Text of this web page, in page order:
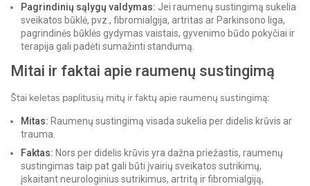
Pagrindinių sąlygų valdymas: Jei raumenų sustingimą sukelia
sveikatos būklė, pvz., fibromialgija, artritas ar Parkinsono liga,
pagrindinės būklės gydymas vaistais, gyvenimo būdo pokyčiai ir
terapija gali padėti sumažinti standumą.
Mitai ir faktai apie raumenų sustingimą
Štai keletas paplitusių mitų ir faktų apie raumenų sustingimą:
Mitas: Raumenų sustingimą visada sukelia per didelis krūvis ar
trauma.
Faktas: Nors per didelis krūvis yra dažna priežastis, raumenų
sustingimas taip pat gali būti įvairių sveikatos sutrikimų,
įskaitant neurologinius sutrikimus, artritą ir fibromialgiją,